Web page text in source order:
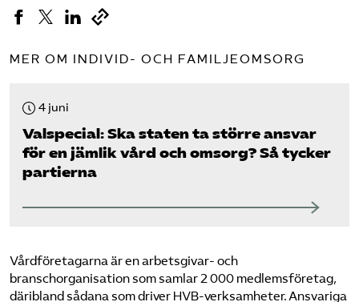
MER OM INDIVID- OCH FAMILJEOMSORG
4 juni
Valspecial: Ska staten ta större ansvar
för en jämlik vård och omsorg? Så tycker
partierna
Vårdföretagarna är en arbetsgivar- och
branschorganisation som samlar 2 000 medlemsföretag,
däribland sådana som driver HVB-verksamheter. Ansvariga